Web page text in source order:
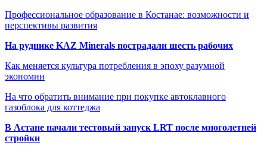
Профессиональное образование в Костанае: возможности и
перспективы развития
На руднике KAZ Minerals пострадали шесть рабочих
Как меняется культура потребления в эпоху разумной
экономии
На что обратить внимание при покупке автоклавного
газоблока для коттеджа
В Астане начали тестовый запуск LRT после многолетней
стройки